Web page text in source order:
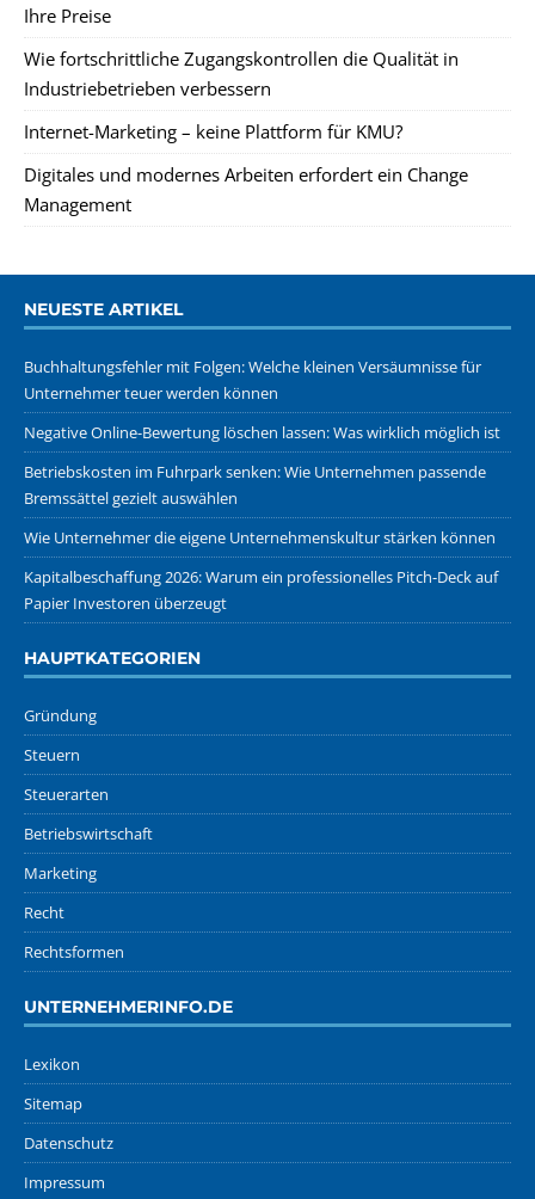
Ihre Preise
Wie fortschrittliche Zugangskontrollen die Qualität in
Industriebetrieben verbessern
Internet-Marketing – keine Plattform für KMU?
Digitales und modernes Arbeiten erfordert ein Change
Management
NEUESTE ARTIKEL
Buchhaltungsfehler mit Folgen: Welche kleinen Versäumnisse für
Unternehmer teuer werden können
Negative Online-Bewertung löschen lassen: Was wirklich möglich ist
Betriebskosten im Fuhrpark senken: Wie Unternehmen passende
Bremssättel gezielt auswählen
Wie Unternehmer die eigene Unternehmenskultur stärken können
Kapitalbeschaffung 2026: Warum ein professionelles Pitch-Deck auf
Papier Investoren überzeugt
HAUPTKATEGORIEN
Gründung
Steuern
Steuerarten
Betriebswirtschaft
Marketing
Recht
Rechtsformen
UNTERNEHMERINFO.DE
Lexikon
Sitemap
Datenschutz
Impressum